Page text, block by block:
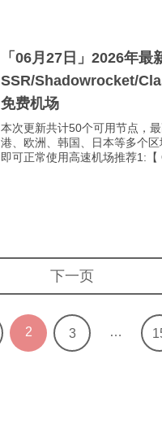
「06月27日」2026年
SSR/Shadowrocket/
免费机场
本次更新共计50个可用节点，
港、欧洲、韩国、日本等多个
即可正常使用高速机场推荐1:
下一页
2 3 …